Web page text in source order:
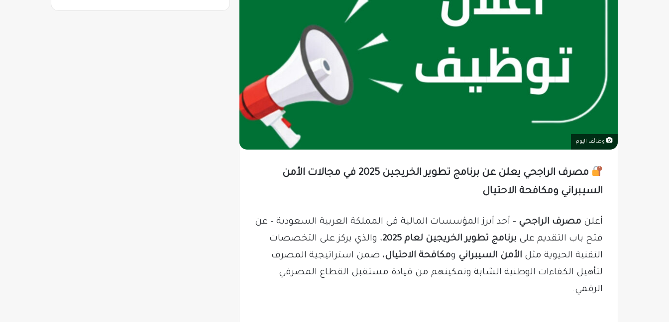
وظائف اليوم
مصرف الراجحي يعلن عن برنامج تطوير الخريجين 2025 في مجالات الأمن
السيبراني ومكافحة الاحتيال
أعلن مصرف الراجحي – أحد أبرز المؤسسات المالية في المملكة العربية السعودية – عن
فتح باب التقديم على برنامج تطوير الخريجين لعام 2025
، والذي يركز على التخصصات
التقنية الحيوية مثل الأمن السيبراني ومكافحة الاحتيال، ضمن استراتيجية المصرف
لتأهيل الكفاءات الوطنية الشابة وتمكينهم من قيادة مستقبل القطاع المصرفي
الرقمي.